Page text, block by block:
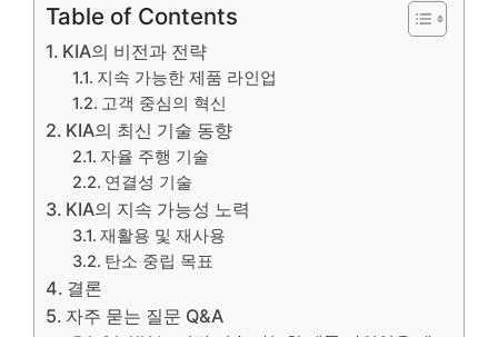
Table of Contents
KIA의 비전과 전략
지속 가능한 제품 라인업
고객 중심의 혁신
KIA의 최신 기술 동향
자율 주행 기술
연결성 기술
KIA의 지속 가능성 노력
재활용 및 재사용
탄소 중립 목표
결론
자주 묻는 질문 Q&A